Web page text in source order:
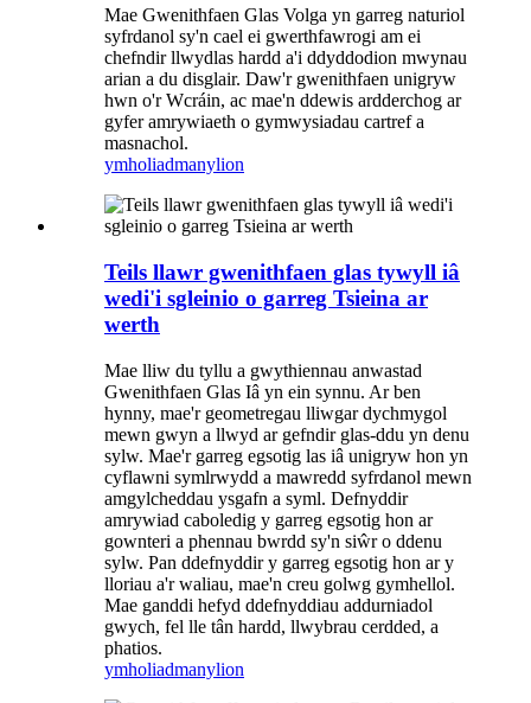
Mae Gwenithfaen Glas Volga yn garreg naturiol
syfrdanol sy'n cael ei gwerthfawrogi am ei
chefndir llwydlas hardd a'i ddyddodion mwynau
arian a du disglair. Daw'r gwenithfaen unigryw
hwn o'r Wcráin, ac mae'n ddewis ardderchog ar
gyfer amrywiaeth o gymwysiadau cartref a
masnachol.
ymholiadmanylion
Teils llawr gwenithfaen glas tywyll iâ
wedi'i sgleinio o garreg Tsieina ar
werth
Mae lliw du tyllu a gwythiennau anwastad
Gwenithfaen Glas Iâ yn ein synnu. Ar ben
hynny, mae'r geometregau lliwgar dychmygol
mewn gwyn a llwyd ar gefndir glas-ddu yn denu
sylw. Mae'r garreg egsotig las iâ unigryw hon yn
cyflawni symlrwydd a mawredd syfrdanol mewn
amgylcheddau ysgafn a syml. Defnyddir
amrywiad caboledig y garreg egsotig hon ar
gownteri a phennau bwrdd sy'n siŵr o ddenu
sylw. Pan ddefnyddir y garreg egsotig hon ar y
lloriau a'r waliau, mae'n creu golwg gymhellol.
Mae ganddi hefyd ddefnyddiau addurniadol
gwych, fel lle tân hardd, llwybrau cerdded, a
phatios.
ymholiadmanylion